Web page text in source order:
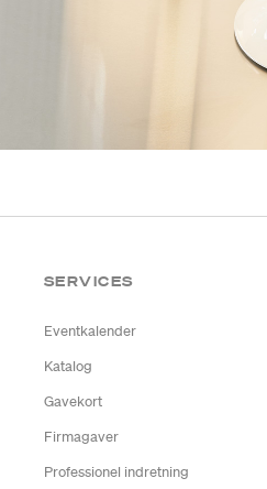
SERVICES
Eventkalender
Katalog
Gavekort
Firmagaver
Professionel indretning